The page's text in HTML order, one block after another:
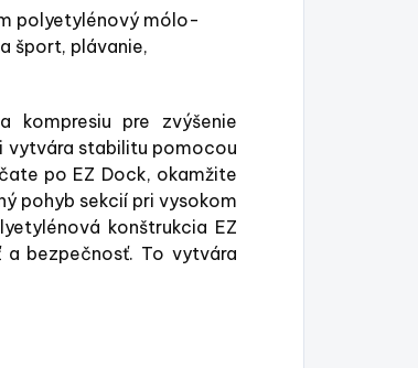
polyetylénový mólo-
šport, plávanie,
kompresiu pre zvýšenie
vytvára stabilitu pomocou
po EZ Dock, okamžite
pohyb sekcií pri vysokom
konštrukcia EZ
a bezpečnosť. To vytvára